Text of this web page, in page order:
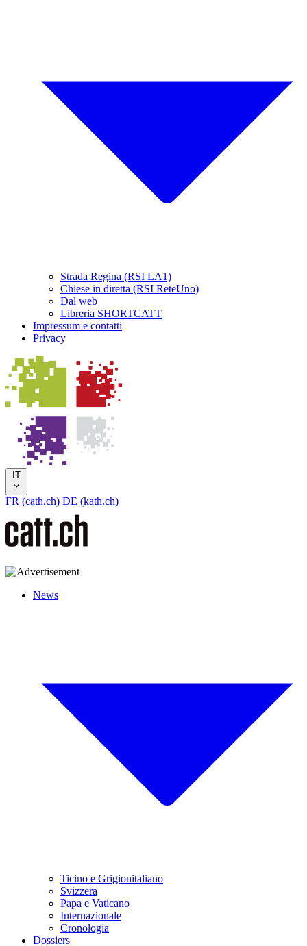
Strada Regina (RSI LA1)
Chiese in diretta (RSI ReteUno)
Dal web
Libreria SHORTCATT
Impressum e contatti
Privacy
IT
FR (cath.ch) DE (kath.ch)
News
Ticino e Grigionitaliano
Svizzera
Papa e Vaticano
Internazionale
Cronologia
Dossiers